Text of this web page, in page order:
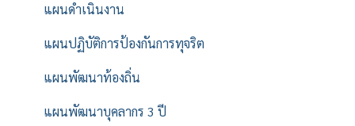
แผนดำเนินงาน
แผนปฏิบัติการป้องกันการทุจริต
แผนพัฒนาท้องถิ่น
แผนพัฒนาบุคลากร 3 ปี